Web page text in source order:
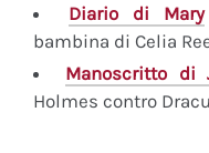
Diariodi Mary
bambina di Celia
Manoscritto di
Holmes contro